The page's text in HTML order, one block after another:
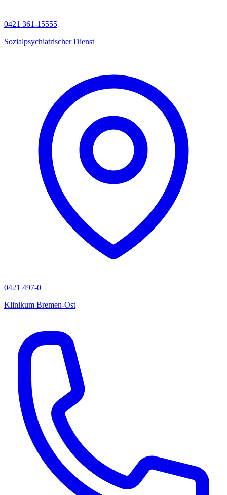
0421 361-15555
Sozialpsychiatrischer Dienst
0421 497-0
Klinikum Bremen-Ost